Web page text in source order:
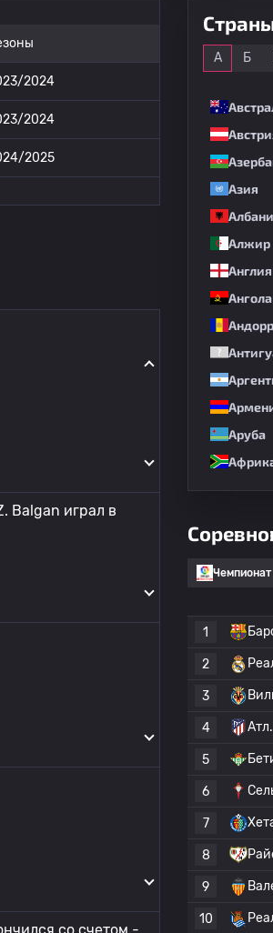
2024
2024
2025
Balgan играл в
А Б
Азия
Алжир
Англия
Ангола
Аруба
1
2
3
4
5
6
7
8
9
10